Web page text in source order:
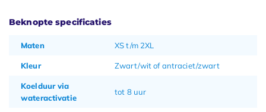
Beknopte specificaties
Maten XS t/m 2XL
Kleur Zwart/wit of antraciet/zwart
Koelduur via
wateractivatie
tot 8 uur